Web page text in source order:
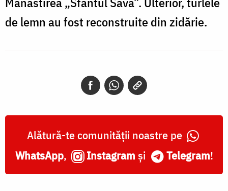
de lemn au fost reconstruite din zidărie.
Alătură-te comunității noastre pe
WhatsApp, Instagram și Telegram!